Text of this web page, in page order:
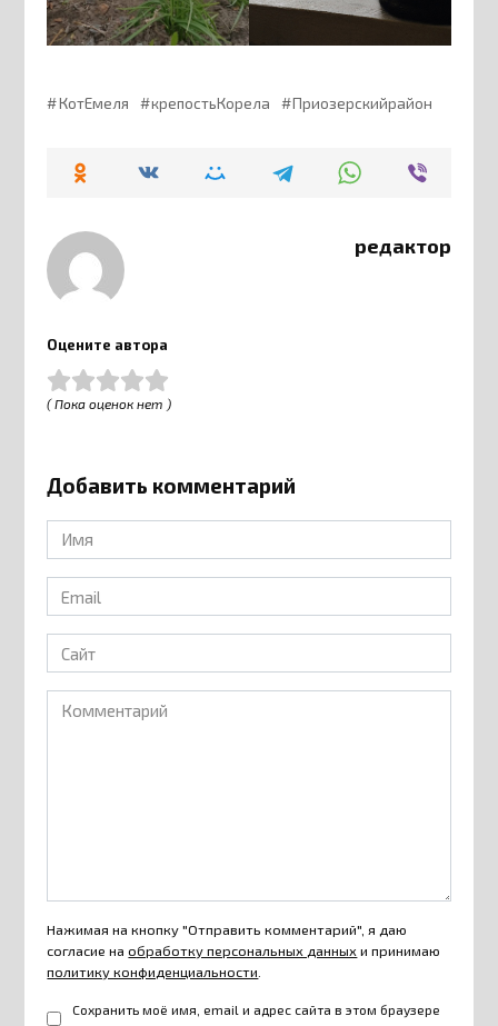
КотЕмеля крепостьКорела Приозерскийрайон
редактор
Оцените автора
( Пока оценок нет )
Добавить комментарий
Имя
*
Email
*
Сайт
Комментарий
Нажимая на кнопку "Отправить комментарий", я даю
согласие наобработку персональных данных и принимаю
политику конфиденциальности
Сохранить моё имя, email и адрес сайта в этом браузере